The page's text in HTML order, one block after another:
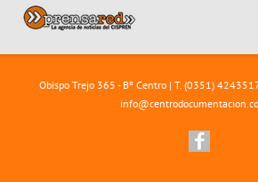
Obispo Trejo 365 - Bº Centro | T. (0351)